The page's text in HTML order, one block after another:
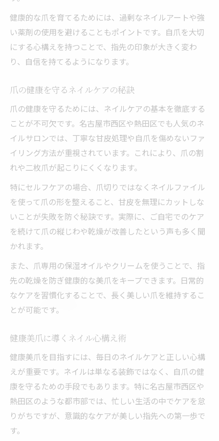
健康的な爪を育てるためには、過剰なネイルアートや強
い薬剤の使用を避けることもポイントです。自爪を大切
にする心構えを持つことで、指先の印象が大きく変わ
り、自信を持てるようになります。
爪の健康を守るネイルケアの秘訣
爪の健康を守るためには、ネイルケアの基本を徹底する
ことが不可欠です。名古屋市西区や熱田区でも人気のネ
イルサロンでは、丁寧な甘皮処理や自爪を傷めないファ
イリング方法が重視されています。これにより、爪の割
れや二枚爪が起こりにくくなります。
特にセルフケアの場合、爪切りではなくネイルファイル
を使って爪の形を整えること、甘皮を無理にカットしな
いことが失敗を防ぐ秘訣です。実際に、ご自宅でのケア
を続けて爪の縦じわや乾燥が改善したという声も多く聞
かれます。
また、爪専用の保湿オイルやクリームを使うことで、指
先の乾燥を防ぎ健康的な美爪をキープできます。日常的
なケアを習慣化することで、長く美しい爪を維持するこ
とが可能です。
健康美爪に導くネイル心構え術
健康美爪を目指すには、毎日のネイルケアと正しい心構
えが重要です。ネイルは単なる装飾ではなく、自爪の健
康を守るための手段でもあります。特に名古屋市西区や
熱田区のような都市部では、忙しい生活の中でケアを怠
りがちですが、意識的なケアが美しい指先への第一歩で
す。